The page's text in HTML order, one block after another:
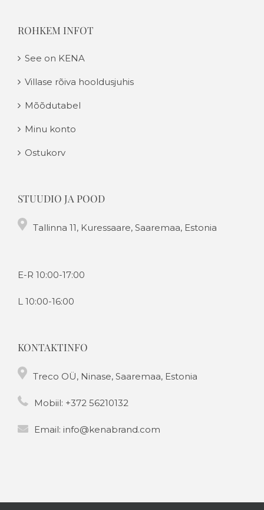
ROHKEM INFOT
See on KENA
Villase rõiva hooldusjuhis
Mõõdutabel
Minu konto
Ostukorv
STUUDIO JA POOD
Tallinna 11, Kuressaare, Saaremaa, Estonia
E-R 10:00-17:00
L 10:00-16:00
KONTAKTINFO
Treco OÜ, Ninase, Saaremaa, Estonia
Mobiil: +372 56210132
Email: info@kenabrand.com